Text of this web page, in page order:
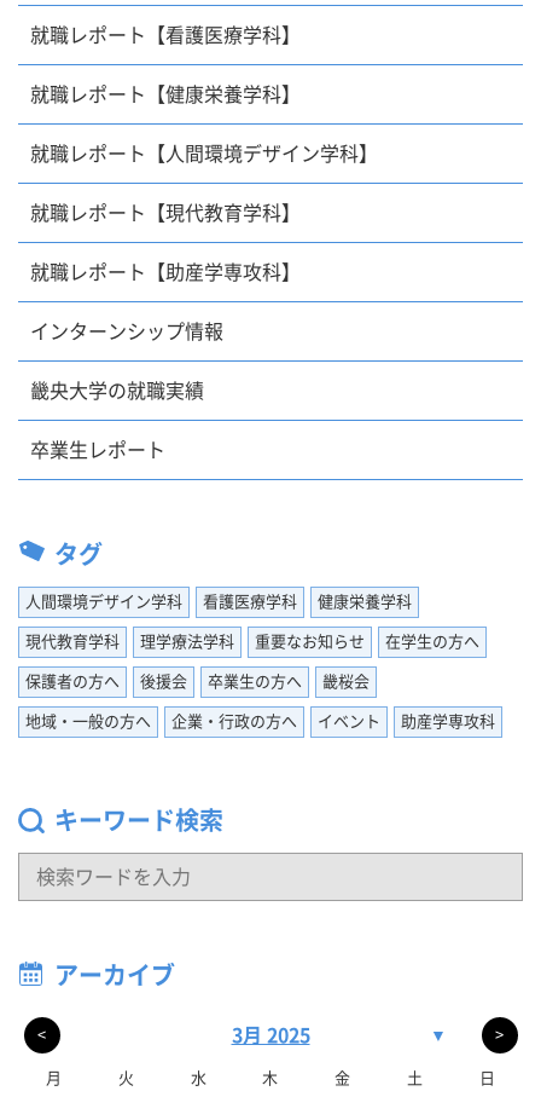
就職レポート【看護医療学科】
就職レポート【健康栄養学科】
就職レポート【人間環境デザイン学科】
就職レポート【現代教育学科】
就職レポート【助産学専攻科】
インターンシップ情報
畿央大学の就職実績
卒業生レポート
タグ
人間環境デザイン学科 看護医療学科 健康栄養学科
現代教育学科 理学療法学科 重要なお知らせ 在学生の方へ
保護者の方へ 後援会 卒業生の方へ 畿桜会
地域・一般の方へ 企業・行政の方へ イベント 助産学専攻科
キーワード検索
アーカイブ
< 3月 2025 ▼ >
月 火 水 木 金 土 日